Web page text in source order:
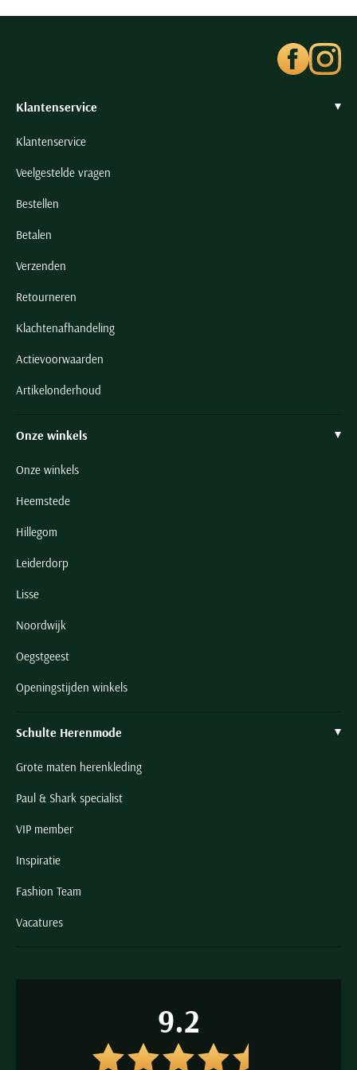
Klantenservice
Klantenservice
Veelgestelde vragen
Bestellen
Betalen
Verzenden
Retourneren
Klachtenafhandeling
Actievoorwaarden
Artikelonderhoud
Onze winkels
Onze winkels
Heemstede
Hillegom
Leiderdorp
Lisse
Noordwijk
Oegstgeest
Openingstijden winkels
Schulte Herenmode
Grote maten herenkleding
Paul & Shark specialist
VIP member
Inspiratie
Fashion Team
Vacatures
9.2